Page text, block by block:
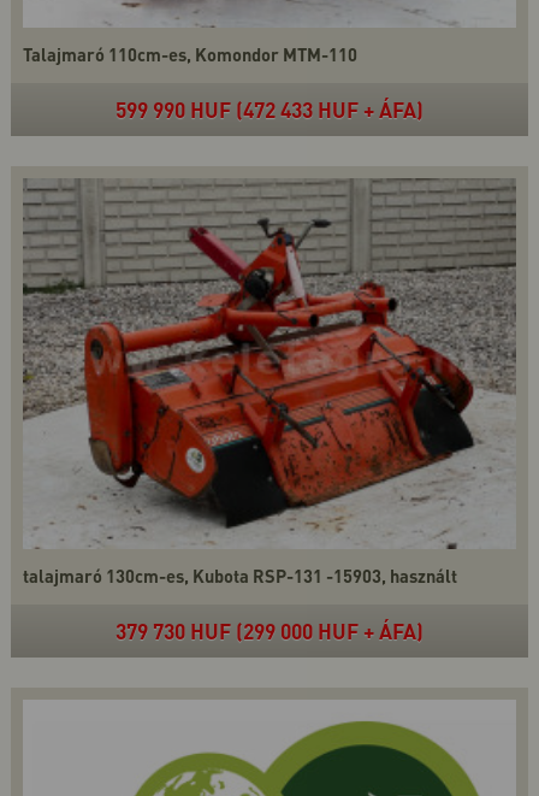
Talajmaró 110cm-es, Komondor MTM-110
599 990 HUF (472 433 HUF + ÁFA)
talajmaró 130cm-es, Kubota RSP-131 -15903, használt
379 730 HUF (299 000 HUF + ÁFA)